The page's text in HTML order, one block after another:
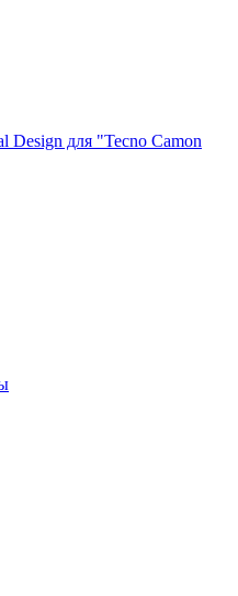
Design для "Tecno Camon